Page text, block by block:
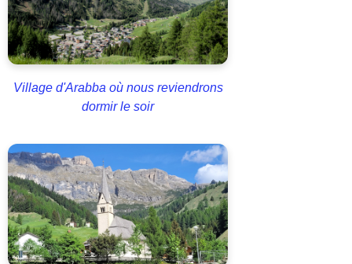
Village d'Arabba où nous reviendrons
dormir le soir